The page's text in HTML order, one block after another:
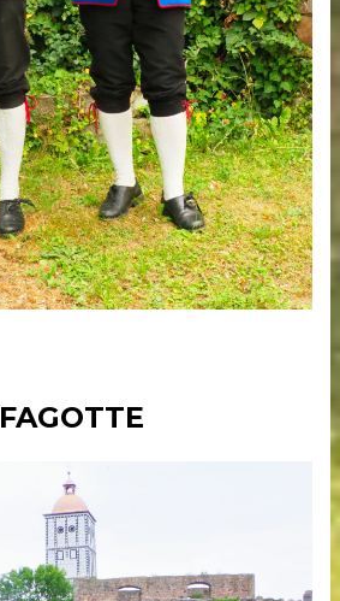
FAGOTTE